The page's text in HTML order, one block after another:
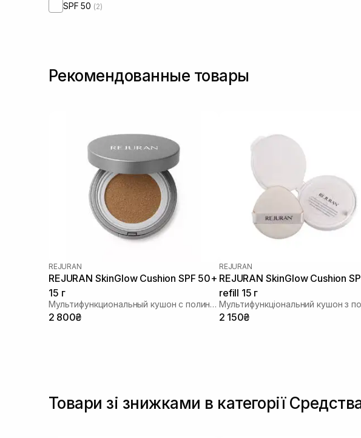
SPF 50 (2)
Рекомендованные товары
REJURAN
REJURAN SkinGlow Cushion SPF 50+
15 г
Мультифункциональный кушон с полинуклеотидами
2 800₴
REJURAN
REJURAN SkinGlow Cushion
refill 15 г
2 150₴
Товари зі знижками в категорії